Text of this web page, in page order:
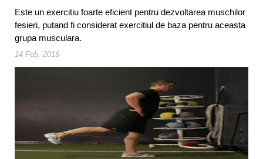
Este un exercitiu foarte eficient pentru dezvoltarea muschilor
fesieri, putand fi considerat exercitiul de baza pentru aceasta
grupa musculara.
14 Feb, 2016